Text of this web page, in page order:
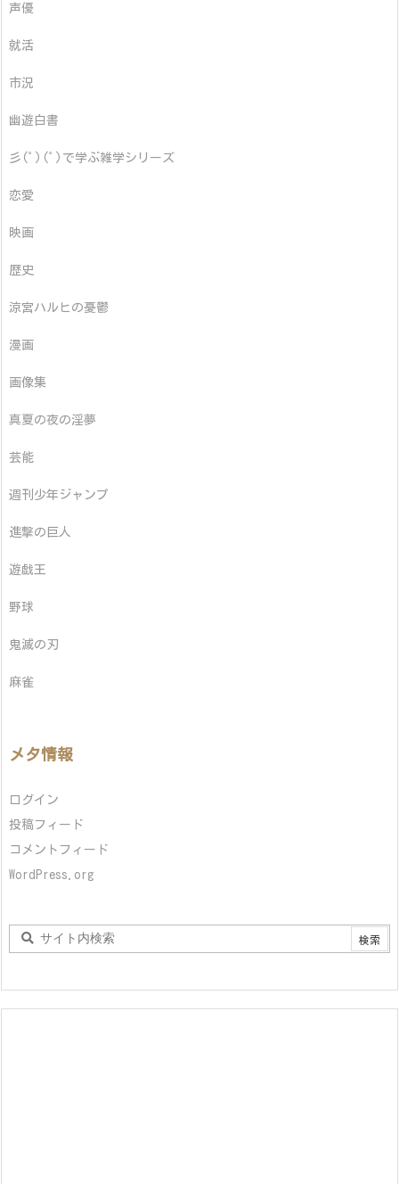
声優
就活
市況
幽遊白書
彡(ﾟ)(ﾟ)で学ぶ雑学シリーズ
恋愛
映画
歴史
涼宮ハルヒの憂鬱
漫画
画像集
真夏の夜の淫夢
芸能
週刊少年ジャンプ
進撃の巨人
遊戯王
野球
鬼滅の刃
麻雀
メタ情報
ログイン
投稿フィード
コメントフィード
WordPress.org